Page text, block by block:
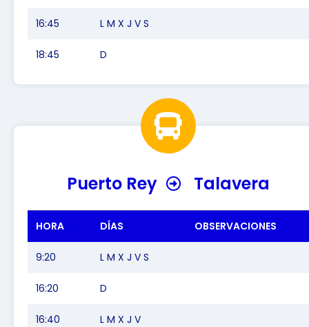
16:45 L M X J V S
18:45 D
Puerto Rey Talavera
HORA DÍAS OBSERVACIONES
9:20 L M X J V S
16:20 D
16:40 L M X J V